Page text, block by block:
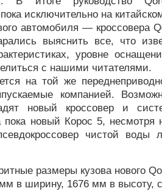
исключительно на
автомобиля — кроссовера
выяснить все, что
уровне
с нашими читателями.
на той же
компанией.
новый кроссовер и
пока новый Корос 5,
чистой
размеры кузова нового
в ширину, 1676 мм в высоту,